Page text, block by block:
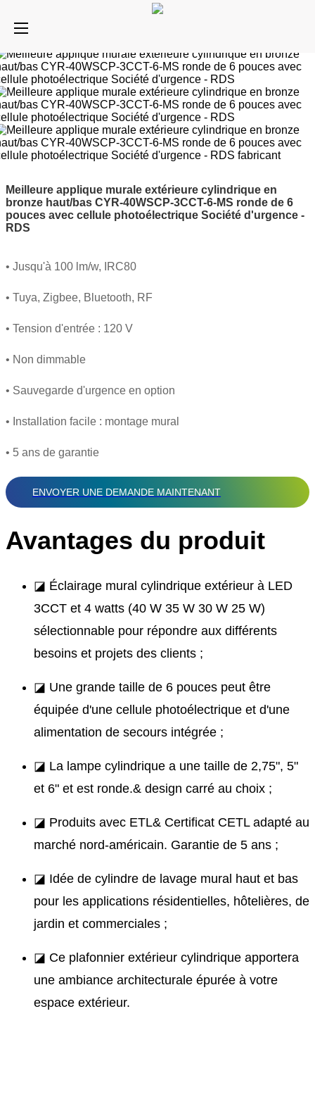
Meilleure applique murale extérieure cylindrique en
bronze haut/bas CYR-40WSCP-3CCT-6-MS ronde de 6
pouces avec cellule photoélectrique Société d'urgence -
RDS
• Jusqu'à 100 lm/w, IRC80
• Tuya, Zigbee, Bluetooth, RF
• Tension d'entrée : 120 V
• Non dimmable
• Sauvegarde d'urgence en option
• Installation facile : montage mural
• 5 ans de garantie
ENVOYER UNE DEMANDE MAINTENANT
Avantages du produit
◪ Éclairage mural cylindrique extérieur à LED
3CCT et 4 watts (40 W 35 W 30 W 25 W)
sélectionnable pour répondre aux différents
besoins et projets des clients ;
◪ Une grande taille de 6 pouces peut être
équipée d'une cellule photoélectrique et d'une
alimentation de secours intégrée ;
◪ La lampe cylindrique a une taille de 2,75", 5"
et 6" et est ronde.& design carré au choix ;
◪ Produits avec ETL& Certificat CETL adapté au
marché nord-américain. Garantie de 5 ans ;
◪ Idée de cylindre de lavage mural haut et bas
pour les applications résidentielles, hôtelières, de
jardin et commerciales ;
◪ Ce plafonnier extérieur cylindrique apportera
une ambiance architecturale épurée à votre
espace extérieur.